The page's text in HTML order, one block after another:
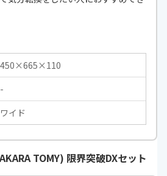
450×665×110
-
ワイド
TOMY) 限界突破DXセット